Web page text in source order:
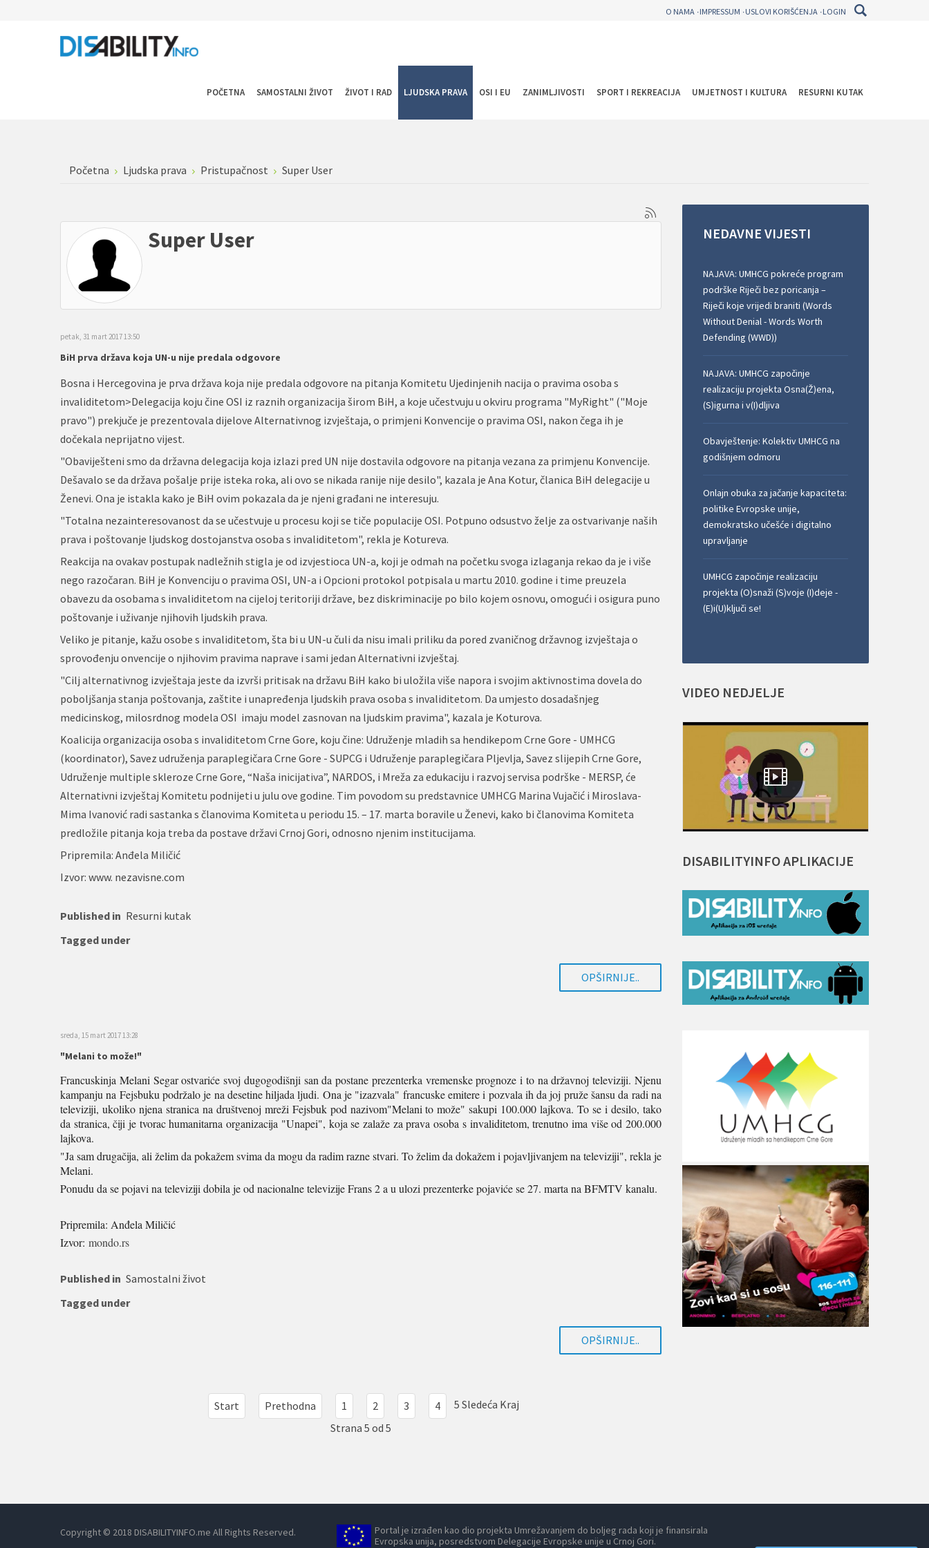
O NAMA IMPRESSUM USLOVI KORIŠĆENJA LOGIN
POČETNA SAMOSTALNI ŽIVOT ŽIVOT I RAD LJUDSKA PRAVA OSI I EU ZANIMLJIVOSTI SPORT I REKREACIJA UMJETNOST I KULTURA RESURNI KUTAK
Početna Ljudska prava Pristupačnost Super User
Super User
petak, 31 mart 2017 13:50
BiH prva država koja UN-u nije predala odgovore
Bosna i Hercegovina je prva država koja nije predala odgovore na pitanja Komitetu Ujedinjenih nacija o pravima osoba s
invaliditetom>Delegacija koju čine OSI iz raznih organizacija širom BiH, a koje učestvuju u okviru programa "MyRight" ("Moje
pravo") prekjuče je prezentovala dijelove Alternativnog izvještaja, o primjeni Konvencije o pravima OSI, nakon čega ih je
dočekala neprijatno vijest.
"Obaviješteni smo da državna delegacija koja izlazi pred UN nije dostavila odgovore na pitanja vezana za primjenu Konvencije.
Dešavalo se da država pošalje prije isteka roka, ali ovo se nikada ranije nije desilo", kazala je Ana Kotur, članica BiH delegacije u
Ženevi. Ona je istakla kako je BiH ovim pokazala da je njeni građani ne interesuju.
"Totalna nezainteresovanost da se učestvuje u procesu koji se tiče populacije OSI. Potpuno odsustvo želje za ostvarivanje naših
prava i poštovanje ljudskog dostojanstva osoba s invaliditetom", rekla je Kotureva.
Reakcija na ovakav postupak nadležnih stigla je od izvjestioca UN-a, koji je odmah na početku svoga izlaganja rekao da je i više
nego razočaran. BiH je Konvenciju o pravima OSI, UN-a i Opcioni protokol potpisala u martu 2010. godine i time preuzela
obavezu da osobama s invaliditetom na cijeloj teritoriji države, bez diskriminacije po bilo kojem osnovu, omogući i osigura puno
poštovanje i uživanje njihovih ljudskih prava.
Veliko je pitanje, kažu osobe s invaliditetom, šta bi u UN-u čuli da nisu imali priliku da pored zvaničnog državnog izvještaja o
sprovođenju onvencije o njihovim pravima naprave i sami jedan Alternativni izvještaj.
"Cilj alternativnog izvještaja jeste da izvrši pritisak na državu BiH kako bi uložila više napora i svojim aktivnostima dovela do
poboljšanja stanja poštovanja, zaštite i unapređenja ljudskih prava osoba s invaliditetom. Da umjesto dosadašnjeg
medicinskog, milosrdnog modela OSI imaju model zasnovan na ljudskim pravima", kazala je Koturova.
Koalicija organizacija osoba s invaliditetom Crne Gore, koju čine: Udruženje mladih sa hendikepom Crne Gore - UMHCG
(koordinator), Savez udruženja paraplegičara Crne Gore - SUPCG i Udruženje paraplegičara Pljevlja, Savez slijepih Crne Gore,
Udruženje multiple skleroze Crne Gore, “Naša inicijativa”, NARDOS, i Mreža za edukaciju i razvoj servisa podrške - MERSP, će
Alternativni izvještaj Komitetu podnijeti u julu ove godine. Tim povodom su predstavnice UMHCG Marina Vujačić i Miroslava-
Mima Ivanović radi sastanka s članovima Komiteta u periodu 15. – 17. marta boravile u Ženevi, kako bi članovima Komiteta
predložile pitanja koja treba da postave državi Crnoj Gori, odnosno njenim institucijama.
Pripremila: Anđela Miličić
Izvor: www. nezavisne.com
Published in Resurni kutak
Tagged under
OPŠIRNIJE..
sreda, 15 mart 2017 13:28
"Melani to može!"
Francuskinja Melani Segar ostvariće svoj dugogodišnji san da postane prezenterka vremenske prognoze i to na državnoj televiziji. Njenu
kampanju na Fejsbuku podržalo je na desetine hiljada ljudi. Ona je "izazvala" francuske emitere i pozvala ih da joj pruže šansu da radi na
televiziji, ukoliko njena stranica na društvenoj mreži Fejsbuk pod nazivom"Melani to može" sakupi 100.000 lajkova. To se i desilo, tako
da stranica, čiji je tvorac humanitarna organizacija "Unapei", koja se zalaže za prava osoba s invaliditetom, trenutno ima više od 200.000
lajkova.
"Ja sam drugačija, ali želim da pokažem svima da mogu da radim razne stvari. To želim da dokažem i pojavljivanjem na televiziji", rekla je
Melani.
Ponudu da se pojavi na televiziji dobila je od nacionalne televizije Frans 2 a u ulozi prezenterke pojaviće se 27. marta na BFMTV kanalu.
Pripremila: Anđela Miličić
Izvor: mondo.rs
Published in Samostalni život
Tagged under
OPŠIRNIJE..
Start Prethodna 1 2 3 4 5 Sledeća Kraj
Strana 5 od 5
NEDAVNE VIJESTI
NAJAVA: UMHCG pokreće program
podrške Riječi bez poricanja –
Riječi koje vrijedi braniti (Words
Without Denial - Words Worth
Defending (WWD))
NAJAVA: UMHCG započinje
realizaciju projekta Osna(Ž)ena,
(S)igurna i v(I)dljiva
Obavještenje: Kolektiv UMHCG na
godišnjem odmoru
Onlajn obuka za jačanje kapaciteta:
politike Evropske unije,
demokratsko učešće i digitalno
upravljanje
UMHCG započinje realizaciju
projekta (O)snaži (S)voje (I)deje -
(E)i(U)ključi se!
VIDEO NEDJELJE
DISABILITYINFOAPLIKACIJE
Copyright © 2018 DISABILITYINFO.me All Rights Reserved.
Portal je izrađen kao dio projekta Umrežavanjem do boljeg rada koji je finansirala
Evropska unija, posredstvom Delegacije Evropske unije u Crnoj Gori.